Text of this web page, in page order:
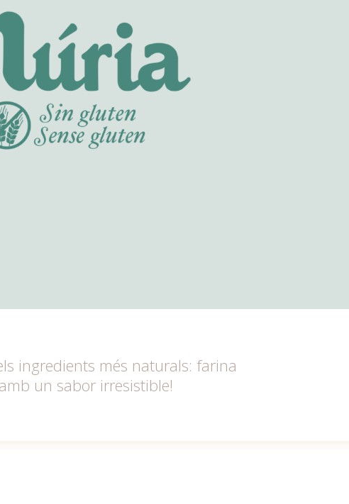
ingredients més naturals: farina
un sabor irresistible!